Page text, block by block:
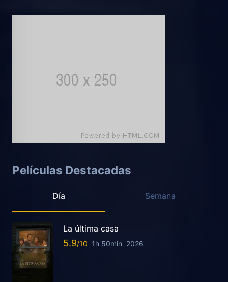
Películas Destacadas
Día Semana
La última casa
5.9 1h 50min 2026